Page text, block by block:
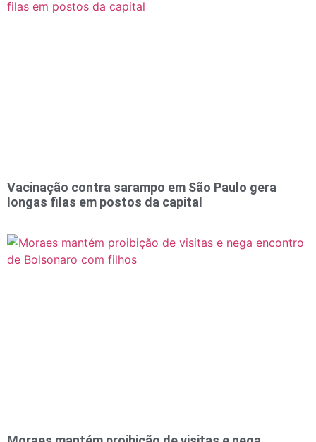
Vacinação contra sarampo em São Paulo gera
longas filas em postos da capital